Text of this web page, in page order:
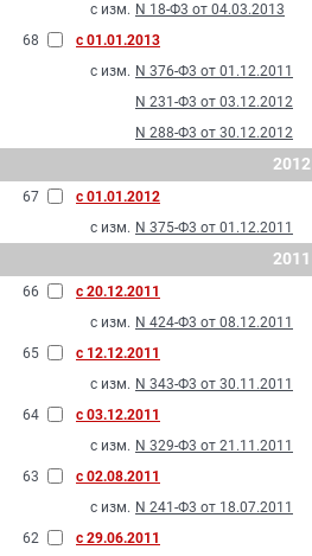
с изм. N 18-Ф3 от 04.03.2013
68
с 01.01.2013
с изм. N 376-Ф3 от 01.12.2011
N 231-Ф3 от 03.12.2012
N 288-Ф3 от 30.12.2012
2012
67
с 01.01.2012
с изм. N 375-Ф3 от 01.12.2011
2011
66
с 20.12.2011
с изм. N 424-Ф3 от 08.12.2011
65
с 12.12.2011
с изм. N 343-Ф3 от 30.11.2011
64
с 03.12.2011
с изм. N 329-Ф3 от 21.11.2011
63
с 02.08.2011
с изм. N 241-Ф3 от 18.07.2011
62
с 29.06.2011